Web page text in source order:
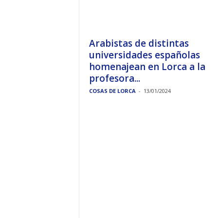
Arabistas de distintas
universidades españolas
homenajean en Lorca a la
profesora...
COSAS DE LORCA - 13/01/2024